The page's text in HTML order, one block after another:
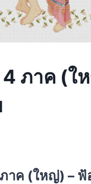
4 ภาค (ใ
าค (ใหญ่) – ฟ้